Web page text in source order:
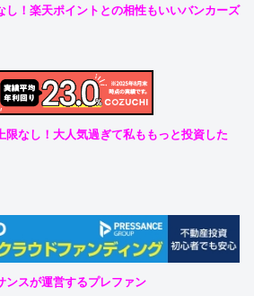
し！楽天ポイントとの相性もいいバンカーズ
限なし！大人気過ぎて私ももっと投資した
ンスが運営するプレファン